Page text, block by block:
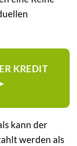
KREDIT
kann der
werden als